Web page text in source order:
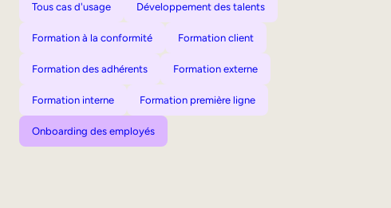
Tous cas d'usage Développement des talents
Formation à la conformité Formation client
Formation des adhérents Formation externe
Formation interne Formation première ligne
Onboarding des employés